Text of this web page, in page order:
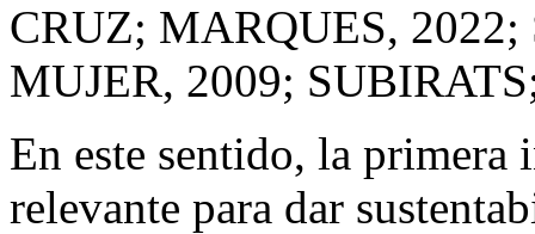
CRUZ; MARQUES,
MUJER, 2009;
En este sentido, la primera
relevante para dar